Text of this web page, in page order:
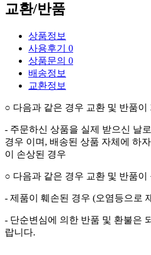
교환/반품
상품정보
사용후기 0
상품문의 0
배송정보
교환정보
○ 다음과 같은 경우 교환 및 반품이
- 주문하신 상품을 실제 받으신 날
경우 이며 , 배송된 상품 자체에 하
이 손상된 경우
○ 다음과 같은 경우 교환 및 반품이
- 제품이 훼손된 경우 (오염등으로
- 단순변심에 의한 반품 및 환불은
랍니다.